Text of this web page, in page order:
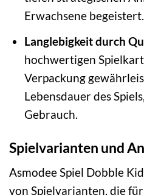
Erwachsene begeistert.
Langlebigkeit durch
hochwertigen
Verpackung
Lebensdauer des
Gebrauch.
Spielvarianten und
Asmodee Spiel Dobble
von Spielvarianten, die